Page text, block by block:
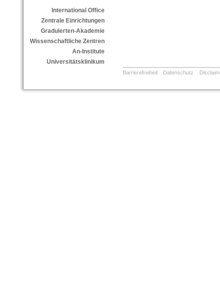
International Office
Zentrale Einrichtungen
Graduierten-Akademie
Wissenschaftliche Zentren
An-Institute
Universitätsklinikum
Barrierefreiheit Datenschutz